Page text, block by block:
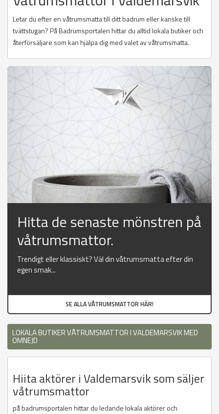
Letar du efter en våtrumsmatta till ditt badrum eller kanske till
tvättstugan? På Badrumsportalen hittar du alltid lokala butiker och
återförsäljare som kan hjälpa dig med valet av våtrumsmatta.
Hitta de senaste mönstren på
våtrumsmattor.
Trendigt eller klassiskt? Väl din våtrumsmatta efter din
egen smak...
SE ALLA VÅTRUMSMATTOR HÄR!
LOKALA BUTIKER VÅTRUMSMATTOR I VALDEMARSVIK MED
OMNEJD
Hiita aktörer i Valdemarsvik som säljer
våtrumsmattor
på badrumsportalen hittar du ledande lokala aktörer och